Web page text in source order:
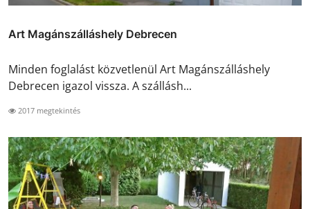
Art Magánszálláshely Debrecen
Minden foglalást közvetlenül Art Magánszálláshely
Debrecen igazol vissza. A szállásh...
2017 megtekintés